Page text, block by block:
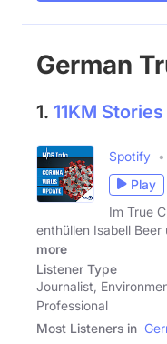
German
1. 11KM Stories
Spotify
Play
Im True
enthüllen Isabell
more
Listener Type
Journalist,
Professional
Most Listeners in